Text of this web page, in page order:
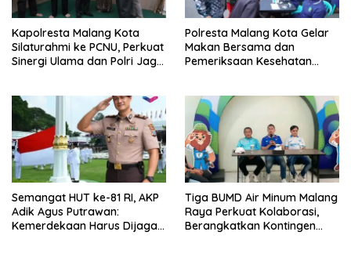
Kapolresta Malang Kota
Silaturahmi ke PCNU, Perkuat
Sinergi Ulama dan Polri Jaga
Polresta Malang Kota Gelar
Makan Bersama dan
Pemeriksaan Kesehatan
Semangat HUT ke-81 RI, AKP
Adik Agus Putrawan:
Kemerdekaan Harus Dijaga
Tiga BUMD Air Minum Malang
Raya Perkuat Kolaborasi,
Berangkatkan Kontingen